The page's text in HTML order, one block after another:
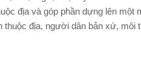
địa và góp phần dựng lên
thuộc địa, người dân bản xứ, môi